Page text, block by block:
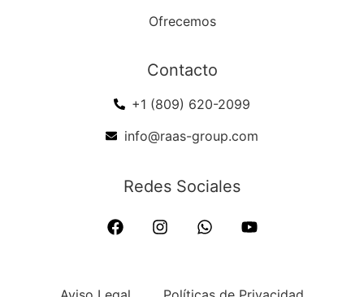
Ofrecemos
Contacto
+1 (809) 620-2099
info@raas-group.com
Redes Sociales